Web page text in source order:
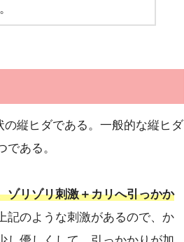
縦ヒダである。一般的な縦ヒダ
ある。
ゾリゾリ刺激＋カリへ引っかか
記のような刺激があるので、か